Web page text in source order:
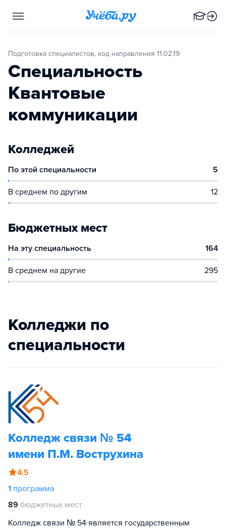
Подготовка специалистов, код направления 11.02.19
Специальность
Квантовые
коммуникации
Колледжей
По этой специальности 5
В среднем по другим 12
Бюджетных мест
На эту специальность 164
В среднем на другие 295
Колледжи по
специальности
Колледж связи № 54
имени П.М. Вострухина
4.5
1 программа
89 бюджетных мест
Колледж связи № 54 является государственным